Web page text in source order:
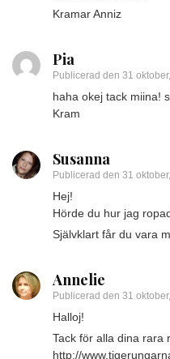
Kramar Anniz
Pia
Publicerad den 31
haha okej tack miina!
Kram
Susanna
Publicerad den 31
Hej!
Hörde du hur jag
Självklart får du vara
Annelie
Publicerad den 31
Halloj!
Tack för alla dina rara
http://